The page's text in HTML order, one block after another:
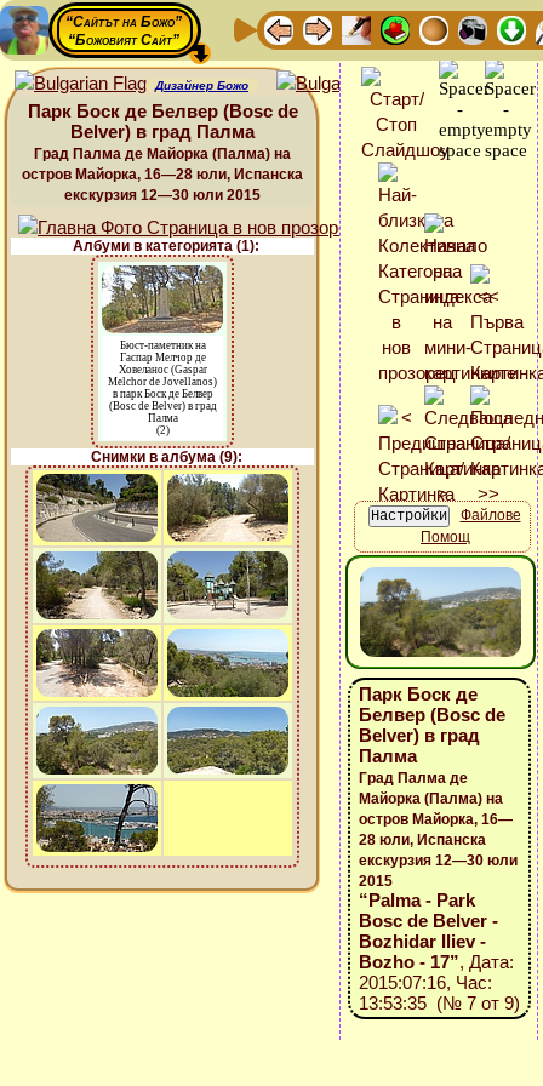
“Сайтът на Божо”
“Божовият Сайт”
Дизайнер Божо
Парк Боск де Белвер (Bosc de
Belver) в град Палма
Град Палма де Майорка (Палма) на
остров Майорка, 16—28 юли, Испанска
екскурзия 12—30 юли 2015
Албуми в категорията (1):
Бюст-паметник на
Гаспар Мелчор де
Ховеланос (Gaspar
Melchor de Jovellanos)
в парк Боск де Белвер
(Bosc de Belver) в град
Палма
(2)
Снимки в албума (9):
Файлове
Помощ
Парк Боск де
Белвер (Bosc de
Belver) в град
Палма
Град Палма де
Майорка (Палма) на
остров Майорка, 16—
28 юли, Испанска
екскурзия 12—30 юли
2015
“Palma - Park
Bosc de Belver -
Bozhidar Iliev -
Bozho - 17”, Дата:
2015:07:16, Час:
13:53:35 (№ 7 от 9)